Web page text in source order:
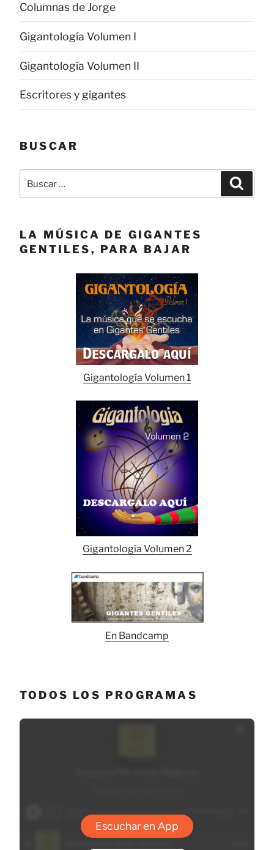
Columnas de Jorge
Gigantología Volumen I
Gigantología Volumen II
Escritores y gigantes
BUSCAR
Buscar
LA MÚSICA DE GIGANTES
GENTILES, PARA BAJAR
Gigantología Volumen 1
Gigantología Volumen 2
En Bandcamp
TODOS LOS PROGRAMAS